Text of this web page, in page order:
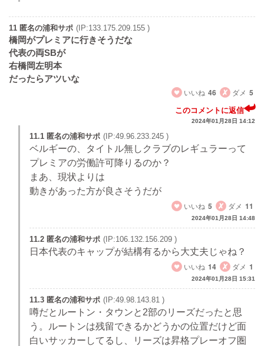
11 匿名の浦和サポ (IP:133.175.209.155 )
橋岡がプレミアに行きそうだな
代表の両SBが
右橋岡左明本
だったらアツいな
いいね 46 ダメ 5
このコメントに返信
2024年01月28日 14:12
11.1 匿名の浦和サポ (IP:49.96.233.245 )
ベルギーの、タイトル無しクラブのレギュラーって
プレミアの労働許可降りるのか？
まあ、現状よりは
動きがあった方が良さそうだが
いいね 5 ダメ 11
2024年01月28日 14:48
11.2 匿名の浦和サポ (IP:106.132.156.209 )
日本代表のキャップが結構有るから大丈夫じゃね？
いいね 14 ダメ 1
2024年01月28日 15:31
11.3 匿名の浦和サポ (IP:49.98.143.81 )
噂だとルートン・タウンと2部のリーズだったと思
う。ルートンは残留できるかどうかの位置だけど面
白いサッカーしてるし、リーズは昇格プレーオフ圏